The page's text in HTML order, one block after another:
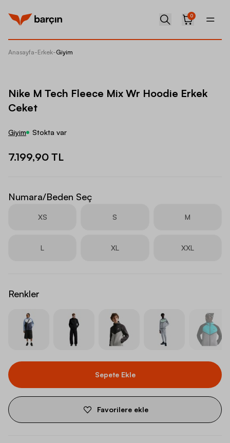
0
Anasayfa-Erkek-Giyim
Nike M Tech Fleece Mix Wr Hoodie Erkek
Ceket
Giyim Stokta var
7.199,90 TL
Numara/Beden Seç
XS S M
L XL XXL
Renkler
Sepete Ekle
Favorilere ekle